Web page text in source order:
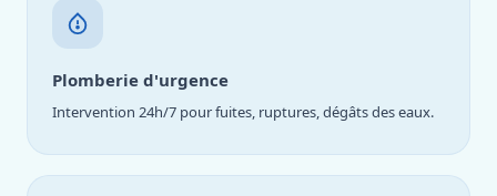
Plomberie d'urgence
Intervention 24h/7 pour fuites, ruptures, dégâts des eaux.